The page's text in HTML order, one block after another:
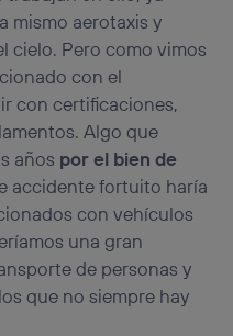
mismo aerotaxis y
cielo. Pero como vimos
con el
con certificaciones,
Algo que
años por el bien de
accidente fortuito haría
con vehículos
una gran
de personas y
que no siempre hay